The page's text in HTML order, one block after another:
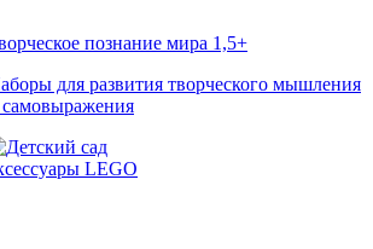
познание мира 1,5+
для развития творческого мышления